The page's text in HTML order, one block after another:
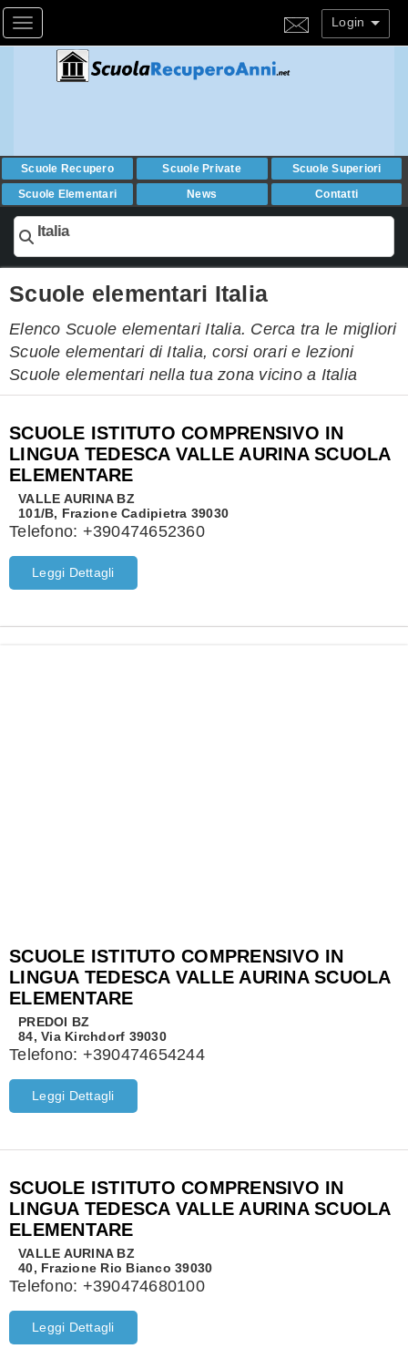
Toggle navigation Login
Scuole Recupero Scuole Private
Scuole Superiori
Scuole Elementari
News Contatti
Italia
Scuole elementari Italia
Elenco Scuole elementari Italia. Cerca tra le migliori
Scuole elementari di Italia, corsi orari e lezioni
Scuole elementari nella tua zona vicino a Italia
SCUOLE ISTITUTO COMPRENSIVO IN
LINGUA TEDESCA VALLE AURINA SCUOLA
ELEMENTARE
VALLE AURINA BZ
101/B, Frazione Cadipietra 39030
Telefono: +390474652360
Leggi Dettagli
SCUOLE ISTITUTO COMPRENSIVO IN
LINGUA TEDESCA VALLE AURINA SCUOLA
ELEMENTARE
PREDOI
BZ
84, Via Kirchdorf 39030
Telefono: +390474654244
Leggi Dettagli
SCUOLE ISTITUTO COMPRENSIVO IN
LINGUA TEDESCA VALLE AURINA SCUOLA
ELEMENTARE
VALLE AURINA BZ
40, Frazione Rio Bianco 39030
Telefono: +390474680100
Leggi Dettagli